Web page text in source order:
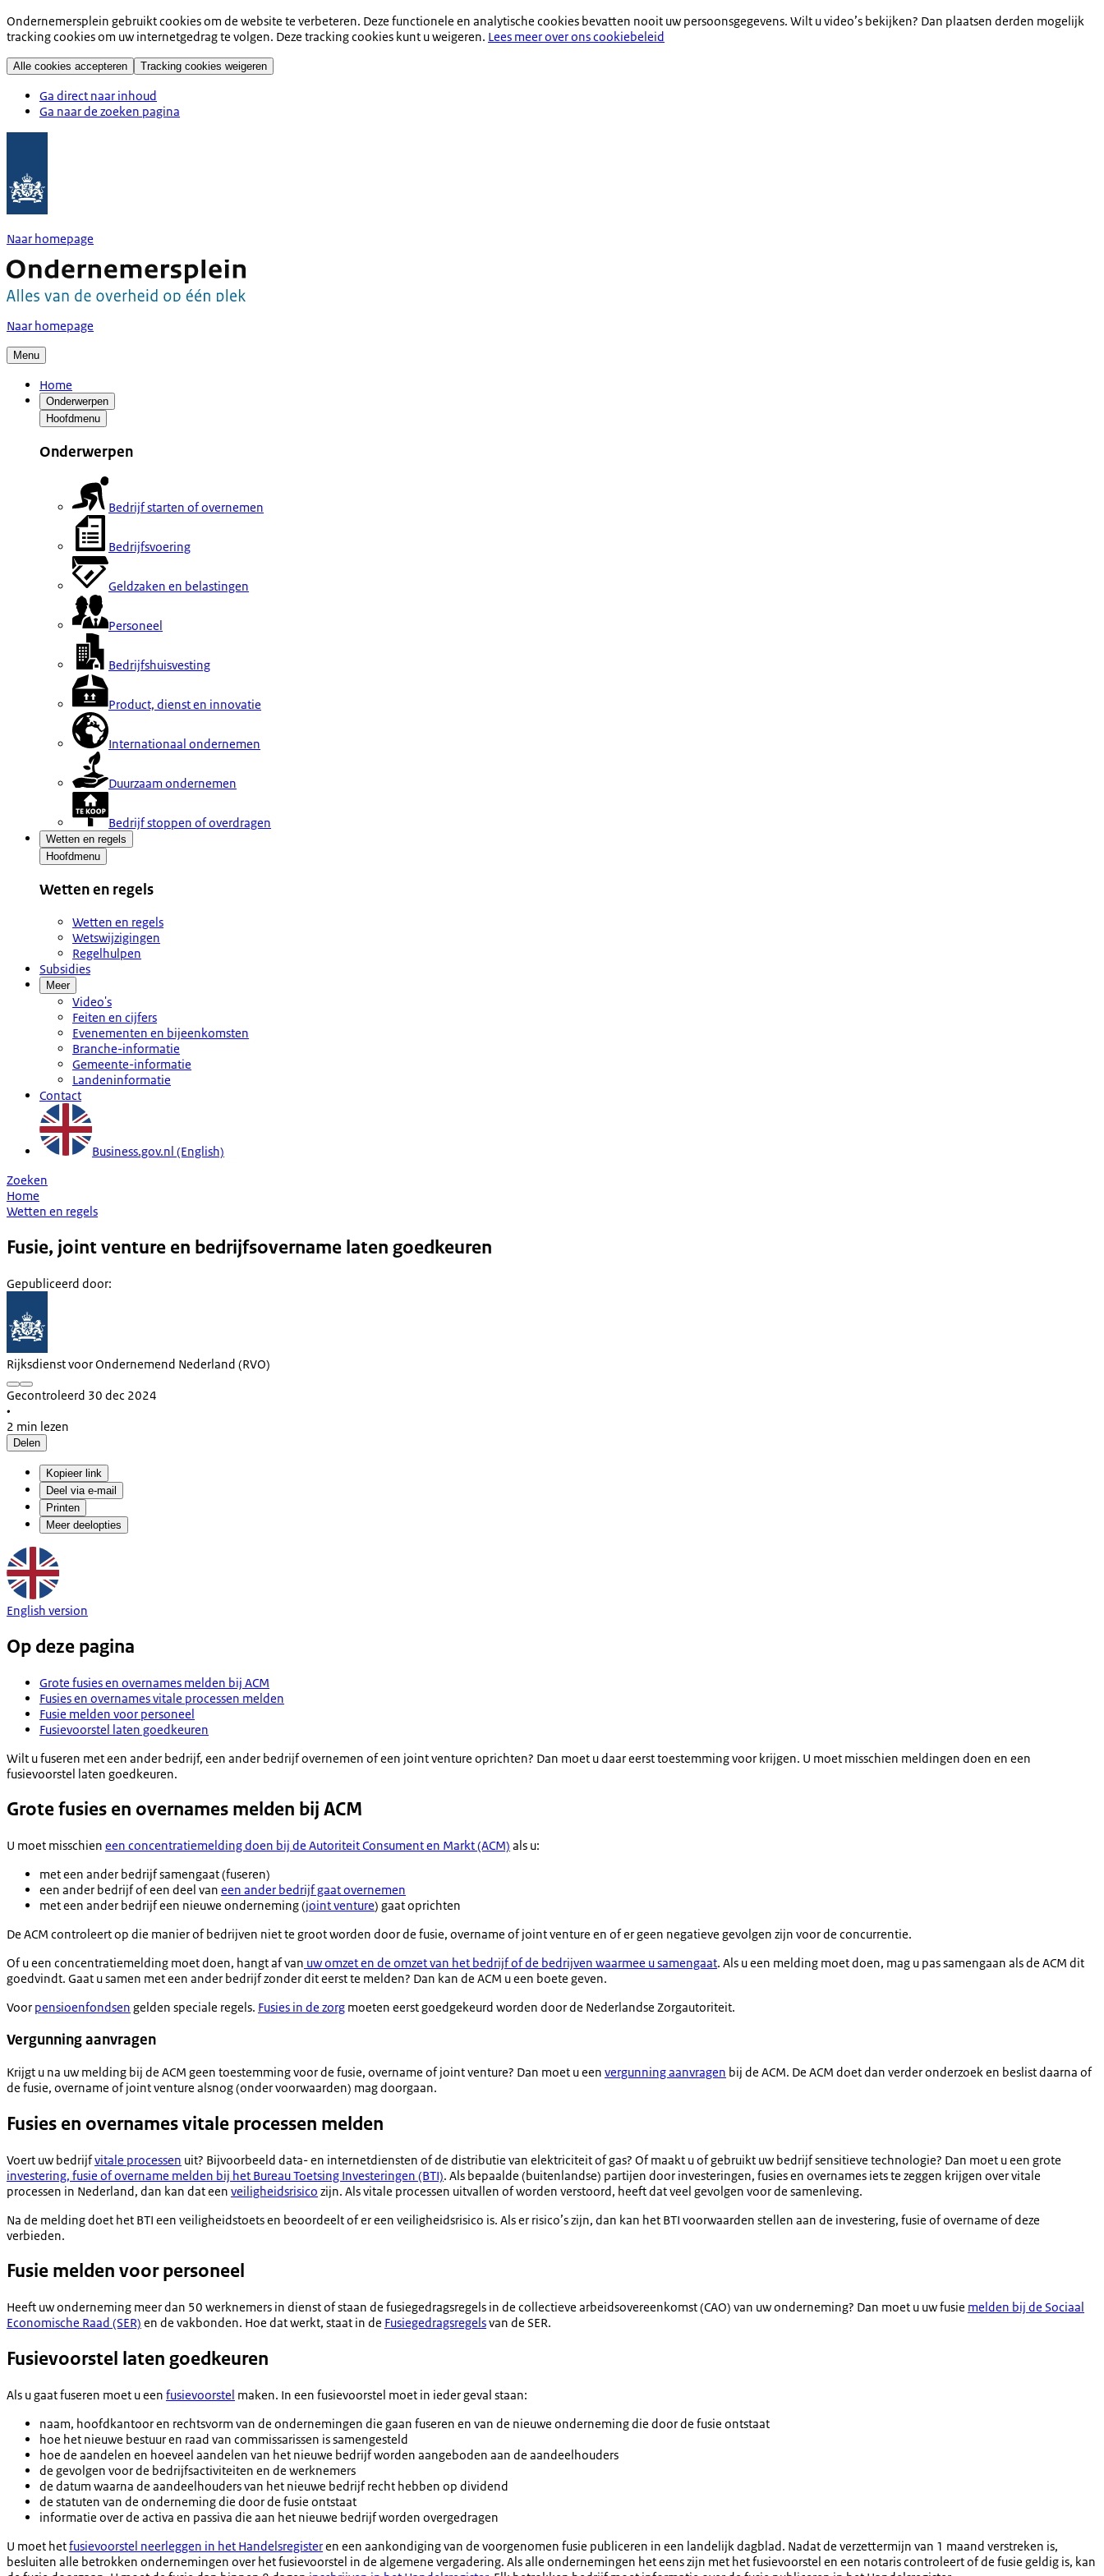
Ondernemersplein gebruikt cookies om de website te verbeteren. Deze functionele en analytische cookies bevatten nooit uw persoonsgegevens. Wilt u video’s bekijken? Dan plaatsen derden mogelijk
tracking cookies om uw internetgedrag te volgen. Deze tracking cookies kunt u weigeren. Lees meer over ons cookiebeleid
Alle cookies accepteren Tracking cookies weigeren
Ga direct naar inhoud
Ga naar de zoeken pagina
Naar homepage
Naar homepage
Menu
Home
Onderwerpen
Hoofdmenu
Onderwerpen
Bedrijf starten of overnemen
Bedrijfsvoering
Geldzaken en belastingen
Personeel
Bedrijfshuisvesting
Product, dienst en innovatie
Internationaal ondernemen
Duurzaam ondernemen
Bedrijf stoppen of overdragen
Wetten en regels
Hoofdmenu
Wetten en regels
Wetten en regels
Wetswijzigingen
Regelhulpen
Subsidies
Meer
Video's
Feiten en cijfers
Evenementen en bijeenkomsten
Branche-informatie
Gemeente-informatie
Landeninformatie
Contact
Business.gov.nl (English)
Zoeken
Home
Wetten en regels
Fusie, joint venture en bedrijfsovername laten goedkeuren
Gepubliceerd door:
Rijksdienst voor Ondernemend Nederland (RVO)
Gecontroleerd 30 dec 2024
•
2 min lezen
Delen
Kopieer link
Deel via e-mail
Printen
Meer deelopties
English version
Op deze pagina
Grote fusies en overnames melden bij ACM
Fusies en overnames vitale processen melden
Fusie melden voor personeel
Fusievoorstel laten goedkeuren
Wilt u fuseren met een ander bedrijf, een ander bedrijf overnemen of een joint venture oprichten? Dan moet u daar eerst toestemming voor krijgen. U moet misschien meldingen doen en een
fusievoorstel laten goedkeuren.
Grote fusies en overnames melden bij ACM
U moet misschien een concentratiemelding doen bij de Autoriteit Consument en Markt (ACM) als u:
met een ander bedrijf samengaat (fuseren)
een ander bedrijf of een deel van een ander bedrijf gaat overnemen
met een ander bedrijf een nieuwe onderneming (joint venture) gaat oprichten
De ACM controleert op die manier of bedrijven niet te groot worden door de fusie, overname of joint venture en of er geen negatieve gevolgen zijn voor de concurrentie.
Of u een concentratiemelding moet doen, hangt af van uw omzet en de omzet van het bedrijf of de bedrijven waarmee u samengaat. Als u een melding moet doen, mag u pas samengaan als de ACM dit
goedvindt. Gaat u samen met een ander bedrijf zonder dit eerst te melden? Dan kan de ACM u een boete geven.
Voor pensioenfondsen gelden speciale regels. Fusies in de zorg moeten eerst goedgekeurd worden door de Nederlandse Zorgautoriteit.
Vergunning aanvragen
Krijgt u na uw melding bij de ACM geen toestemming voor de fusie, overname of joint venture? Dan moet u een vergunning aanvragen bij de ACM. De ACM doet dan verder onderzoek en beslist daarna of
de fusie, overname of joint venture alsnog (onder voorwaarden) mag doorgaan.
Fusies en overnames vitale processen melden
Voert uw bedrijfvitale processen uit? Bijvoorbeeld data- en internetdiensten of de distributie van elektriciteit of gas? Of maakt u of gebruikt uw bedrijf sensitieve technologie? Dan moet u een grote
investering, fusie of overname melden bij het Bureau Toetsing Investeringen (BTI). Als bepaalde (buitenlandse) partijen door investeringen, fusies en overnames iets te zeggen krijgen over vitale
processen in Nederland, dan kan dat een veiligheidsrisico zijn. Als vitale processen uitvallen of worden verstoord, heeft dat veel gevolgen voor de samenleving.
Na de melding doet het BTI een veiligheidstoets en beoordeelt of er een veiligheidsrisico is. Als er risico’s zijn, dan kan het BTI voorwaarden stellen aan de investering, fusie of overname of deze
verbieden.
Fusie melden voor personeel
Heeft uw onderneming meer dan 50 werknemers in dienst of staan de fusiegedragsregels in de collectieve arbeidsovereenkomst (CAO) van uw onderneming? Dan moet u uw fusie melden bij de Sociaal
Economische Raad (SER) en de vakbonden. Hoe dat werkt, staat in de Fusiegedragsregelsvan de SER.
Fusievoorstel laten goedkeuren
Als u gaat fuseren moet u een fusievoorstel maken. In een fusievoorstel moet in ieder geval staan:
naam, hoofdkantoor en rechtsvorm van de ondernemingen die gaan fuseren en van de nieuwe onderneming die door de fusie ontstaat
hoe het nieuwe bestuur en raad van commissarissen is samengesteld
hoe de aandelen en hoeveel aandelen van het nieuwe bedrijf worden aangeboden aan de aandeelhouders
de gevolgen voor de bedrijfsactiviteiten en de werknemers
de datum waarna de aandeelhouders van het nieuwe bedrijf recht hebben op dividend
de statuten van de onderneming die door de fusie ontstaat
informatie over de activa en passiva die aan het nieuwe bedrijf worden overgedragen
U moet hetfusievoorstel neerleggen in het Handelsregisteren een aankondiging van de voorgenomen fusie publiceren in een landelijk dagblad. Nadat de verzettermijn van 1 maand verstreken is,
besluiten alle betrokken ondernemingen over het fusievoorstel in de algemene vergadering. Als alle ondernemingen het eens zijn met het fusievoorstel en een notaris controleert of de fusie geldig is, kan